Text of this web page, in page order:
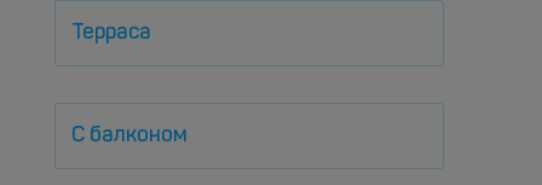
Терраса
С балконом